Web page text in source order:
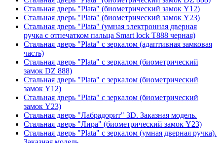
Стальная дверь "Plata" (биометрический замок Y12)
Стальная дверь "Plata" (биометрический замок Y23)
Стальная дверь "Plata" (умная электронная дверная
ручка с отпечатком пальца Smart lock T888 черная)
Стальная дверь "Plata" с зеркалом (адаптивная замковая
часть)
Стальная дверь "Plata" с зеркалом (биометрический
замок DZ 888)
Стальная дверь "Plata" с зеркалом (биометрический
замок Y12)
Стальная дверь "Plata" с зеркалом (биометрический
замок Y23)
Стальная дверь "Лабрадорит" 3D. Заказная модель.
Стальная дверь "Лира" (биометрический замок Y23)
Стальная дверь "Plata" с зеркалом (умная дверная ручка).